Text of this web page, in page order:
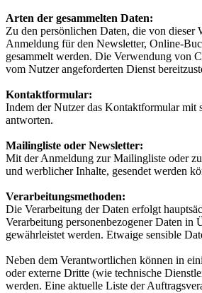
Arten der gesammelten Daten:
Zu den persönlichen Daten, die von dieser
Anmeldung für den Newsletter, Online-
gesammelt werden. Die Verwendung von
vom Nutzer angeforderten Dienst
Kontaktformular:
Indem der Nutzer das Kontaktformular mit
antworten.
Mailingliste oder Newsletter:
Mit der Anmeldung zur Mailingliste oder
und werblicher Inhalte, gesendet werden
Verarbeitungsmethoden:
Die Verarbeitung der Daten erfolgt
Verarbeitung personenbezogener Daten in
gewährleistet werden. Etwaige sensible
Neben dem Verantwortlichen können in
oder externe Dritte (wie technische
werden. Eine aktuelle Liste der